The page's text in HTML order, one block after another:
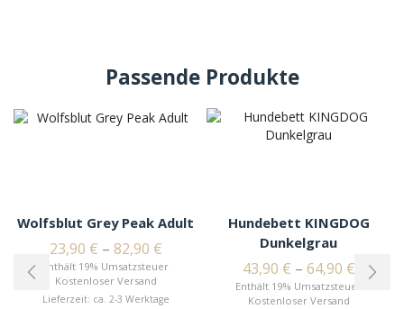
Passende Produkte
Wolfsblut Grey Peak Adult
23,90 € – 82,90 €
Enthält 19% Umsatzsteuer
Kostenloser Versand
Lieferzeit: ca. 2-3 Werktage
Hundebett KINGDOG
Dunkelgrau
43,90 € – 64,90 €
Enthält 19% Umsatzsteuer
Kostenloser Versand